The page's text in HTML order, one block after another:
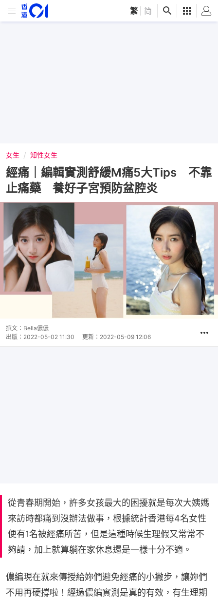
繁 简
女生 知性女生
經痛｜編輯實測舒緩M痛5大Tips 不靠
止痛藥 養好子宮預防盆腔炎
撰文： Bella儂儂
出版： 2022-05-02 11:30 更新： 2022-05-09 12:06
從青春期開始，許多女孩最大的困擾就是每次大姨媽
來訪時都痛到沒辦法做事，根據統計香港每4名女性
便有1名被經痛所苦，但是這種時候生理假又常常不
夠請，加上就算躺在家休息還是一樣十分不適。
儂編現在就來傳授給妳們避免經痛的小撇步，讓妳們
不用再硬撐啦！經過儂編實測是真的有效，有生理期